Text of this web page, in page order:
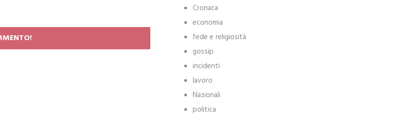
Cronaca
economia
fede e religiosità
gossip
incidenti
lavoro
Nazionali
politica